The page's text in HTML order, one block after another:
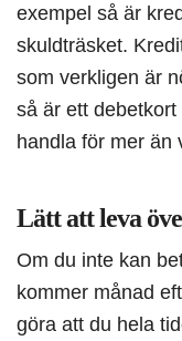
exempel så är
skuldträsket.
som verkligen är
så är ett
handla för mer än
Lätt att leva
Om du inte kan
kommer månad
göra att du hela